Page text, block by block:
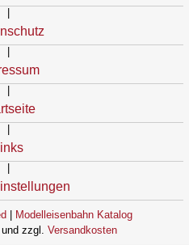
Modelleisenbahn Katalog
zzgl. Versandkosten